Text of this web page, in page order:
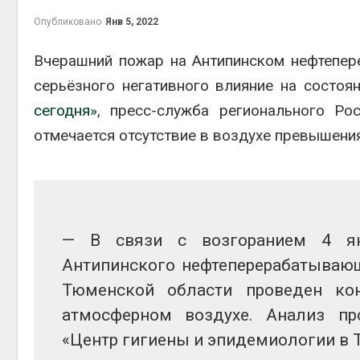
Опубликовано Янв 5, 2022
Вчерашний пожар на Антипинском
серьёзного негативного влияние на
сегодня», пресс-служба регионального
отмечается отсутствие в воздухе
— В связи с возгоранием 4
Антипинского
Тюменской области проведен
атмосферном воздухе. Анализ
«Центр гигиены и эпидемиологии
контейнерных площадок
Авг 7, 2026
Панамский
Шэньси из-за
эвакуировали
тыс. человек
Авг 6, 2026
МЕГА и
установили